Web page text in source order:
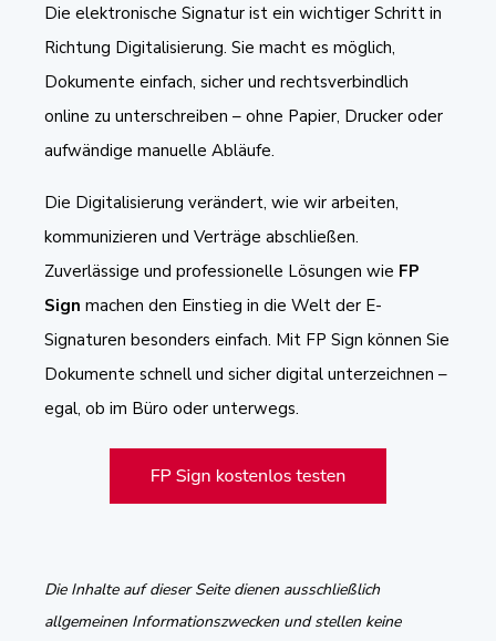
Die elektronische Signatur ist ein wichtiger Schritt in
Richtung Digitalisierung. Sie macht es möglich,
Dokumente einfach, sicher und rechtsverbindlich
online zu unterschreiben – ohne Papier, Drucker oder
aufwändige manuelle Abläufe.
Die Digitalisierung verändert, wie wir arbeiten,
kommunizieren und Verträge abschließen.
Zuverlässige und professionelle Lösungen wie FP
Sign machen den Einstieg in die Welt der E-
Signaturen besonders einfach. Mit FP Sign können Sie
Dokumente schnell und sicher digital unterzeichnen –
egal, ob im Büro oder unterwegs.
Die Inhalte auf dieser Seite dienen ausschließlich
allgemeinen Informationszwecken und stellen keine